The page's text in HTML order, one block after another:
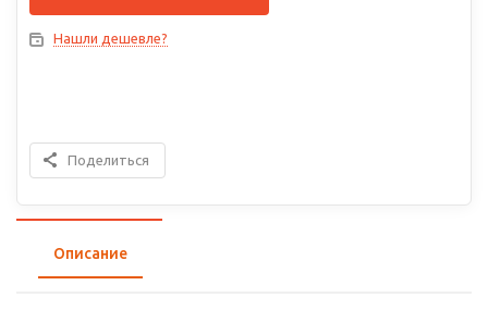
Нашли дешевле?
Поделиться
Описание